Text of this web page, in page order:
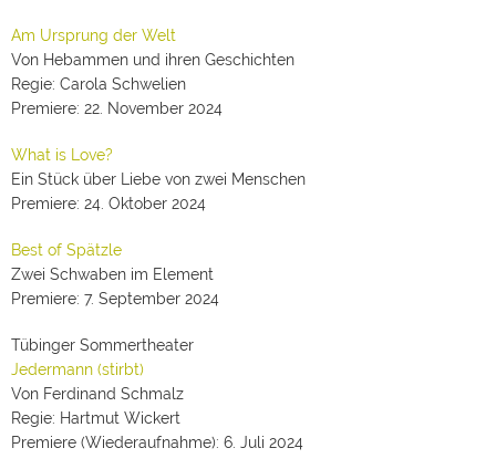
Am Ursprung der Welt
Von Hebammen und ihren Geschichten
Regie: Carola Schwelien
Premiere: 22. November 2024
What is Love?
Ein Stück über Liebe von zwei Menschen
Premiere: 24. Oktober 2024
Best of Spätzle
Zwei Schwaben im Element
Premiere: 7. September 2024
Tübinger Sommertheater
Jedermann (stirbt)
Von Ferdinand Schmalz
Regie: Hartmut Wickert
Premiere (Wiederaufnahme): 6. Juli 2024